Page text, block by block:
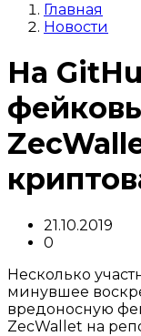
Главная
Новости
На
21.10.2019
0
Несколько
минувшее
вредоносную
ZecWallet на